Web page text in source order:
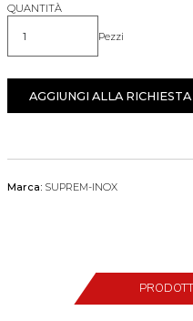
QUANTITÀ
Quantità Pezzi
AGGIUNGI ALLA RICHIESTA
Marca: SUPREM-INOX